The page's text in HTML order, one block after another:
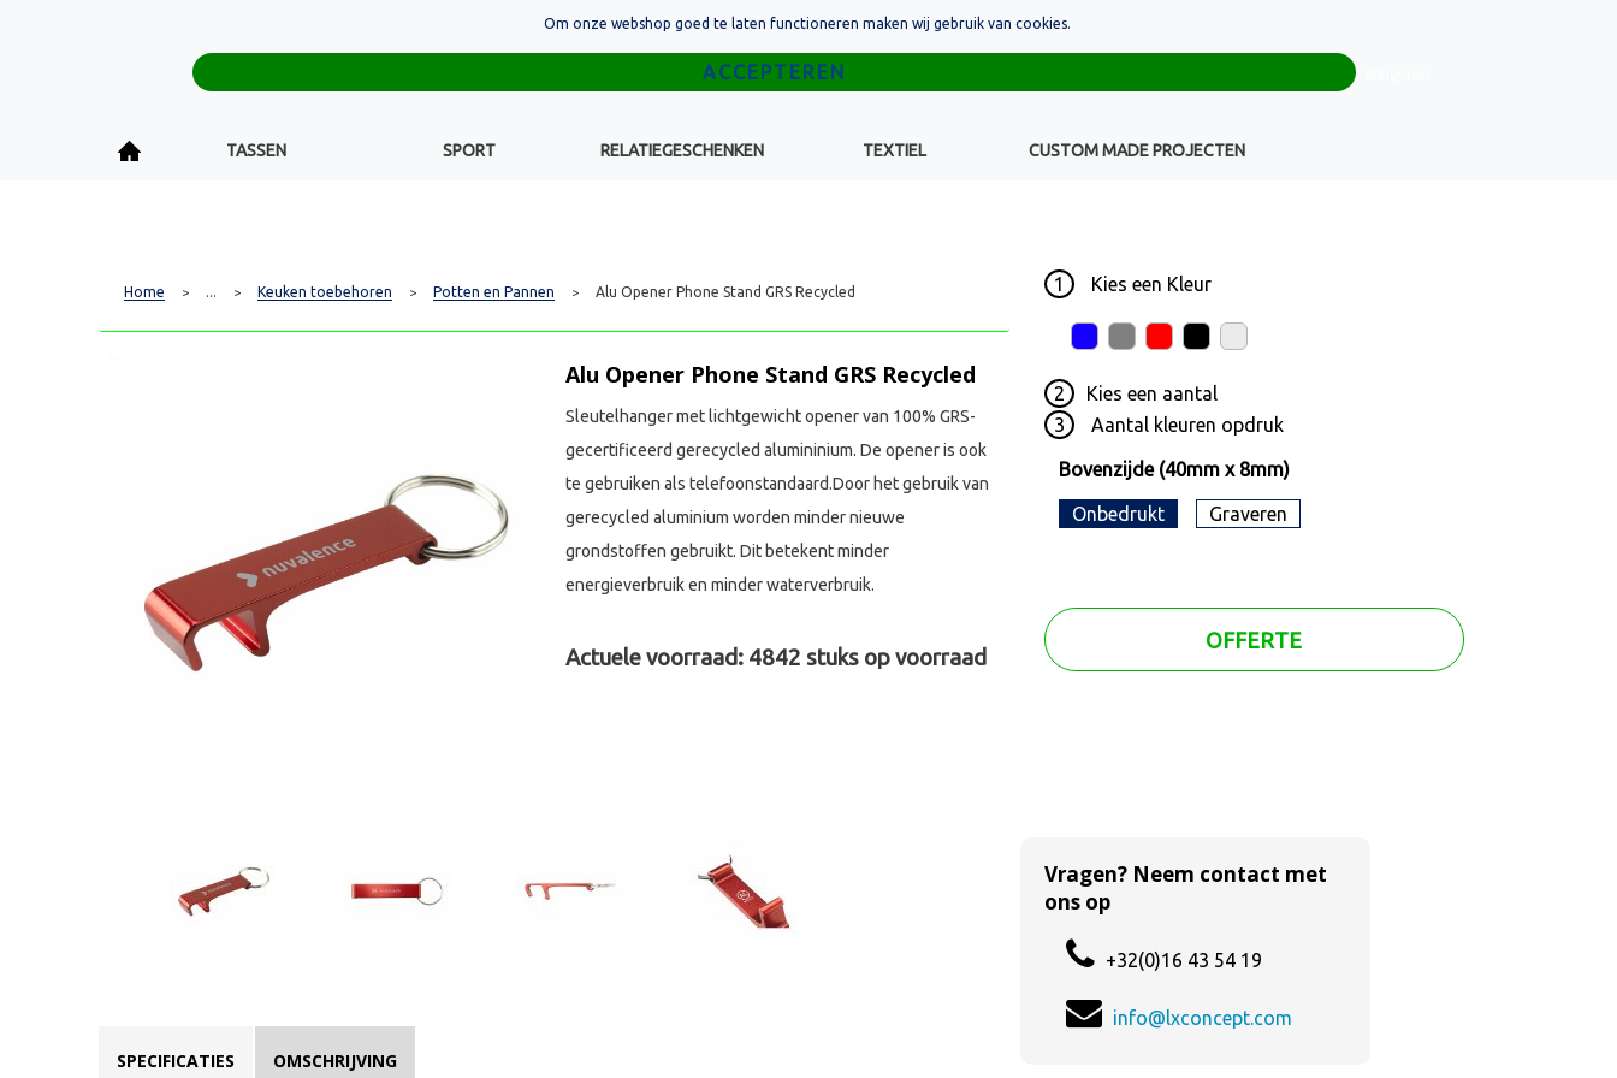
+32(0)16 43 54 19
TASSEN SPORT RELATIEGESCHENKEN TEXTIEL CUSTOM MADE PROJECTEN
Home > ... > Keuken toebehoren > Potten en Pannen > Alu Opener Phone Stand GRS Recycled 1 Kies een Kleur
2 Kies een aantal
3
Aantal kleuren opdruk
Bovenzijde (40mm x 8mm)
Onbedrukt Graveren
OFFERTE
Alu Opener Phone Stand GRS Recycled
Sleutelhanger met lichtgewicht opener van 100% GRS-
gecertificeerd gerecycled alumininium. De opener is ook
te gebruiken als telefoonstandaard.Door het gebruik van
gerecycled aluminium worden minder nieuwe
grondstoffen gebruikt. Dit betekent minder
energieverbruik en minder waterverbruik.
Actuele voorraad: 4842 stuks op voorraad
SPECIFICATIES OMSCHRIJVING
Vragen? Neem contact met
ons op
+32(0)16 43 54 19
info@lxconcept.com
Om onze webshop goed te laten functioneren maken wij gebruik van cookies.